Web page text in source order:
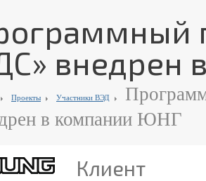
внедрен
Проекты Участники ВЭД
в компании ЮНГ
Клиент